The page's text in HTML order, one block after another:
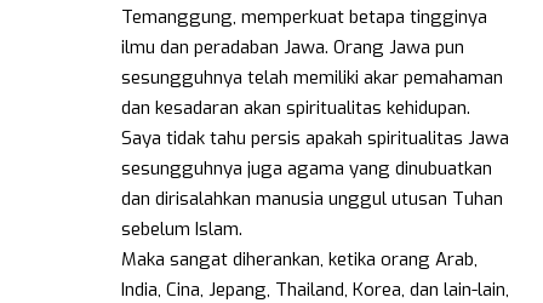
Temanggung, memperkuat betapa tingginya
ilmu dan peradaban Jawa. Orang Jawa pun
sesungguhnya telah memiliki akar pemahaman
dan kesadaran akan spiritualitas kehidupan.
Saya tidak tahu persis apakah spiritualitas Jawa
sesungguhnya juga agama yang dinubuatkan
dan dirisalahkan manusia unggul utusan Tuhan
sebelum Islam.
Maka sangat diherankan, ketika orang Arab,
India, Cina, Jepang, Thailand, Korea, dan lain-lain,